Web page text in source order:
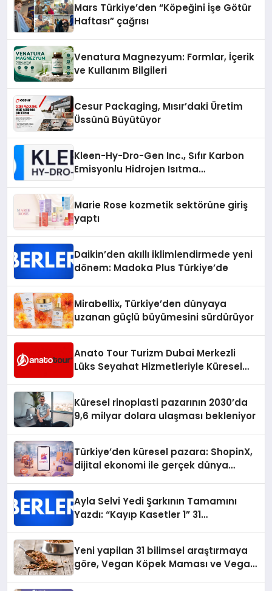
Mars Türkiye’den “Köpeğini İşe Götür
Haftası” çağrısı
Venatura Magnezyum: Formlar, İçerik
ve Kullanım Bilgileri
Cesur Packaging, Mısır’daki Üretim
Üssünü Büyütüyor
Kleen-Hy-Dro-Gen Inc., Sıfır Karbon
Emisyonlu Hidrojen Isıtma
Marie Rose kozmetik sektörüne giriş
yaptı
Daikin’den akıllı iklimlendirmede yeni
dönem: Madoka Plus Türkiye’de
Mirabellix, Türkiye’den dünyaya
uzanan güçlü büyümesini sürdürüyor
Anato Tour Turizm Dubai Merkezli
Lüks Seyahat Hizmetleriyle Küresel
Küresel rinoplasti pazarının 2030’da
9,6 milyar dolara ulaşması bekleniyor
Türkiye’den küresel pazara: ShopinX,
dijital ekonomi ile gerçek dünya
Ayla Selvi Yedi Şarkının Tamamını
Yazdı: “Kayıp Kasetler 1” 31
Yeni yapilan 31 bilimsel araştırmaya
göre, Vegan Köpek Maması ve Vegan